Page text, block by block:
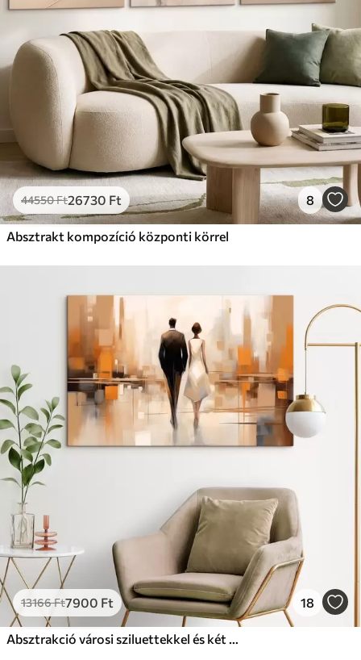
44550Ft26730 Ft 8
Absztrakt kompozíció központi körrel
13166Ft7900 Ft 18
Absztrakció városi sziluettekkel és két figurával